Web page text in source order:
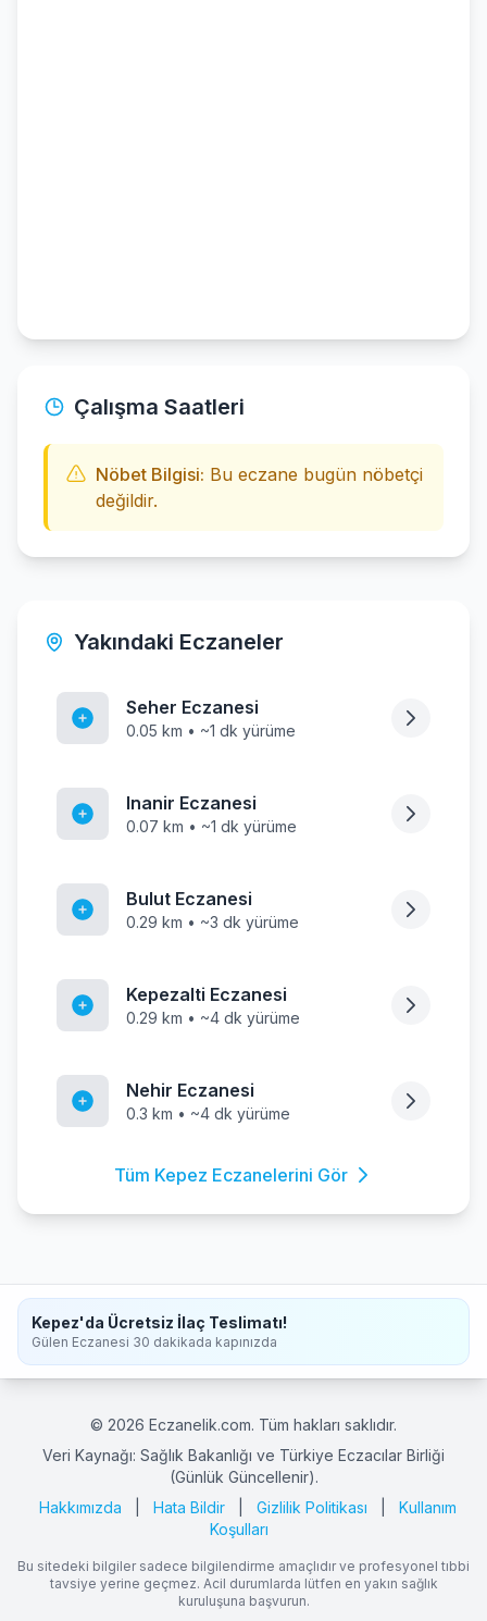
Çalışma Saatleri
Nöbet Bilgisi: Bu eczane bugün nöbetçi
değildir.
Yakındaki Eczaneler
Seher Eczanesi
0.05 km • ~1 dk yürüme
Inanir Eczanesi
0.07 km • ~1 dk yürüme
Bulut Eczanesi
0.29 km • ~3 dk yürüme
Kepezalti Eczanesi
0.29 km • ~4 dk yürüme
Nehir Eczanesi
0.3 km • ~4 dk yürüme
Tüm Kepez Eczanelerini Gör
Kepez'da Ücretsiz İlaç Teslimatı!
Gülen Eczanesi 30 dakikada kapınızda
© 2026 Eczanelik.com. Tüm hakları saklıdır.
Veri Kaynağı: Sağlık Bakanlığı ve Türkiye Eczacılar Birliği
(Günlük Güncellenir).
Hakkımızda
Hata Bildir Gizlilik Politikası
Kullanım
Koşulları
Bu sitedeki bilgiler sadece bilgilendirme amaçlıdır ve profesyonel tıbbi
tavsiye yerine geçmez. Acil durumlarda lütfen en yakın sağlık
kuruluşuna başvurun.